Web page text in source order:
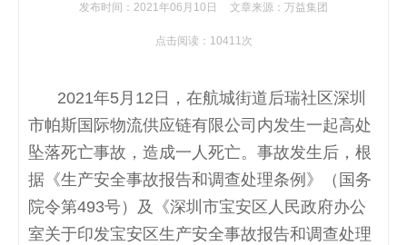
发布时间：2021年06月10日 文章来源：万益集团
点击阅读：10411次
2021年5月 12 日，在航城街道后瑞社区深圳
市帕斯国际物流供应链有限公司内发生一起高处
坠落死亡事故，造成一人死亡。事故发生后，根
据《生产安全事故报告和调查处理条例》（国务
院令第493号）及《深圳市宝安区人民政府办公
室关于印发宝安区生产安全事故报告和调查处理